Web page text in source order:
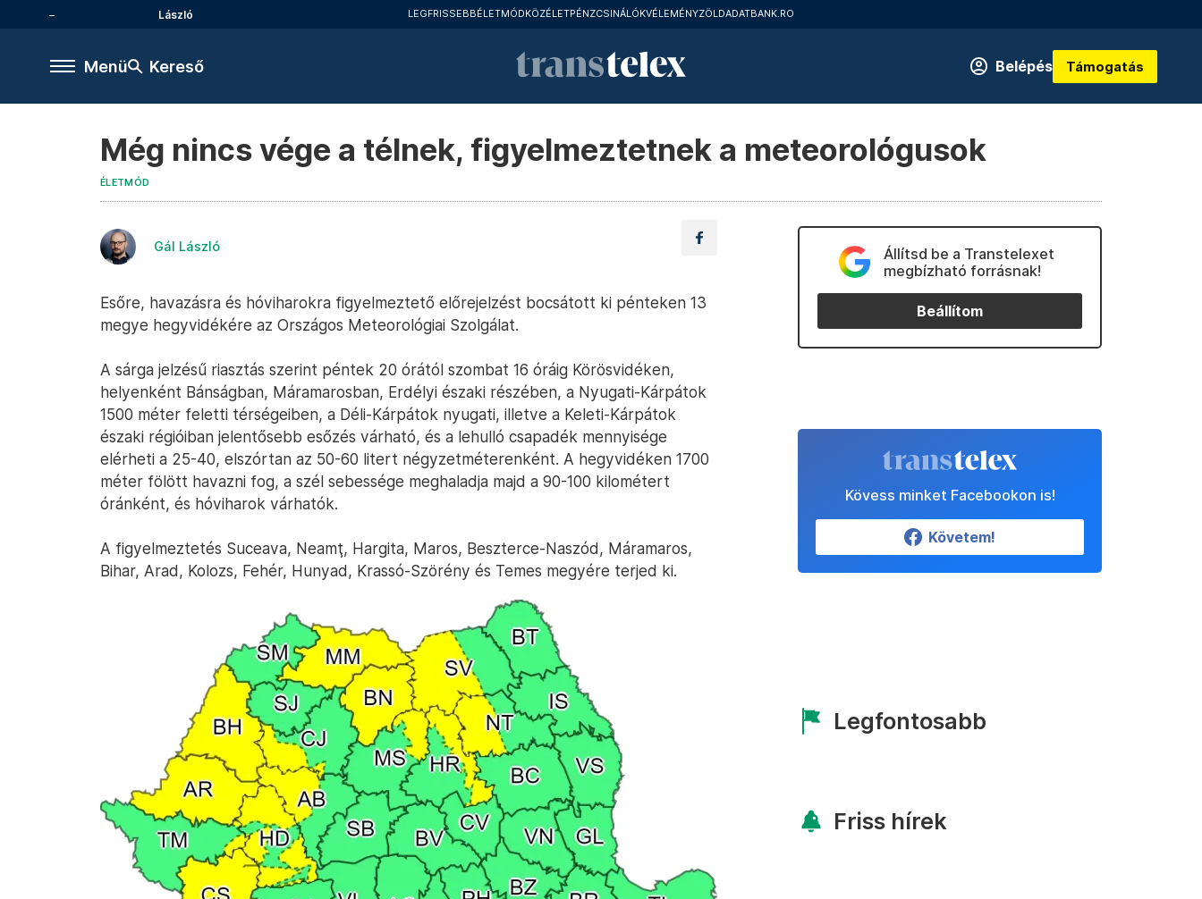
László LEGFRISSEBBÉLETMÓDKÖZÉLETPÉNZCSINÁLÓKVÉLEMÉNYZÖLDADATBANK.RO
Menü Kereső Belépés Támogatás
Még nincs vége a télnek, figyelmeztetnek a meteorológusok
ÉLETMÓD
Gál László
Esőre, havazásra és hóviharokra figyelmeztető előrejelzést bocsátott ki pénteken 13
megye hegyvidékére az Országos Meteorológiai Szolgálat.
A sárga jelzésű riasztás szerint péntek 20 órától szombat 16 óráig Körösvidéken,
helyenként Bánságban, Máramarosban, Erdélyi északi részében, a Nyugati-Kárpátok
1500 méter feletti térségeiben, a Déli-Kárpátok nyugati, illetve a Keleti-Kárpátok
északi régióiban jelentősebb esőzés várható, és a lehulló csapadék mennyisége
elérheti a 25-40, elszórtan az 50-60 litert négyzetméterenként. A hegyvidéken 1700
méter fölött havazni fog, a szél sebessége meghaladja majd a 90-100 kilométert
óránként, és hóviharok várhatók.
A figyelmeztetés Suceava, Neamţ, Hargita, Maros, Beszterce-Naszód, Máramaros,
Bihar, Arad, Kolozs, Fehér, Hunyad, Krassó-Szörény és Temes megyére terjed ki.
Állítsd be a Transtelexet
megbízható forrásnak!
Beállítom
Kövess minket Facebookon is!
Követem!
Legfontosabb
Friss hírek